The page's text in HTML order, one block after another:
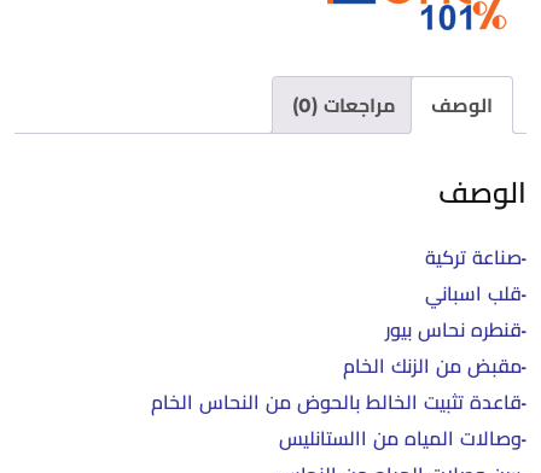
الوصف مراجعات (0)
الوصف
-صناعة تركية
-قلب اسباني
-قنطره نحاس بيور
-مقبض من الزنك الخام
-قاعدة تثبيت الخالط بالحوض من النحاس الخام
-وصالات المياه من االستانليس